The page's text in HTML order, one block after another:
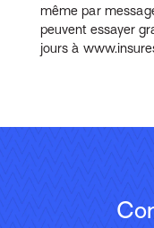
même par
peuvent essayer
jours à